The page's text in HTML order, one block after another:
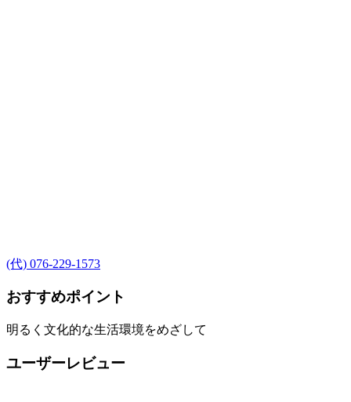
(代) 076-229-1573
おすすめポイント
明るく文化的な生活環境をめざして
ユーザーレビュー